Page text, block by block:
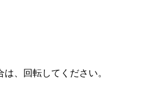
、回転してください。